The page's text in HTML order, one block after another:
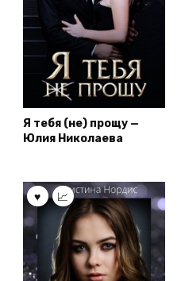
Я тебя (не) прощу —
Юлия Николаева